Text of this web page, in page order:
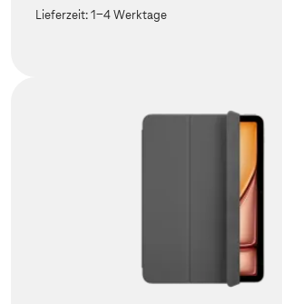
Lieferzeit:1-4 Werktage